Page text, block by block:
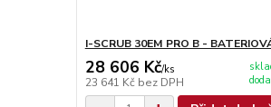
I-SCRUB 30EM PRO B -
28 606 Kč/ks
23 641 Kč bez DPH